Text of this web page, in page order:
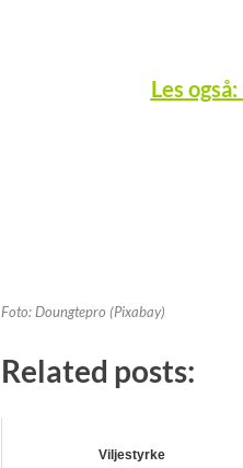
Les
Foto: Doungtepro (Pixabay)
Related posts:
Viljestyrke